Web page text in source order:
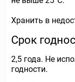
Хранить в
Срок
2,5 года. Не
годности.